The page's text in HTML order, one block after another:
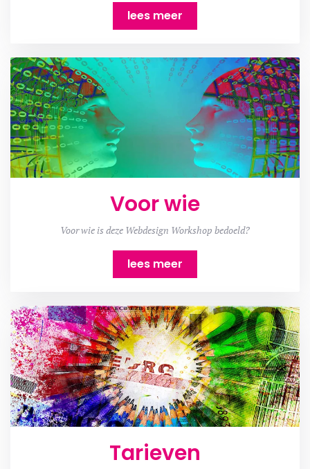
lees meer
Voor wie
Voor wie is deze Webdesign Workshop bedoeld?
lees meer
Tarieven